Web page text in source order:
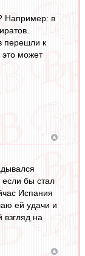
Например: в
перешли к
это может
если бы стал
Испания
ей удачи и
на